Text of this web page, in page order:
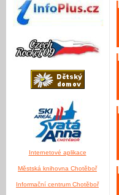
Internetové aplikace
Městská knihovna Chotěboř
Informační centrum Chotěboř